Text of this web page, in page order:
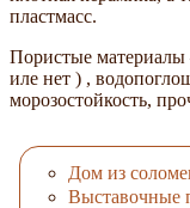
пластмасс.
Пористые материалы
иле нет ) ,
морозостойкость,
Дом из
Выставочные